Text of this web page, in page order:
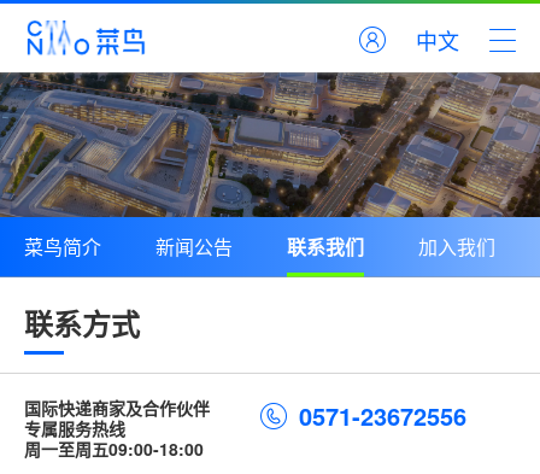
中文
菜鸟简介 新闻公告 联系我们 加入我们
联系方式
国际快递商家及合作伙伴
专属服务热线
周一至周五09:00-18:00
0571-23672556